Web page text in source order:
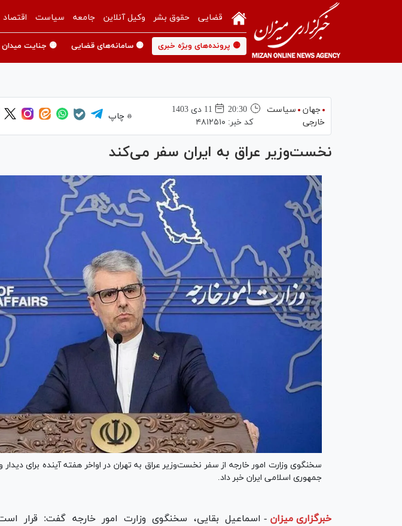
قضایی حقوق بشر وکیل آنلاین جامعه سیاست اقتصاد
🟡 پرونده‌های ویژه خبری 🟡 سامانه‌های قضایی 🟡 جنایت
جهان
سیاست
خارجی
20:30
11 دی 1403
کد خبر: ۴۸۱۲۵۱۰
چاپ
نخست‌وزیر عراق به ایران سفر می‌کند
سخنگوی وزارت امور خارجه از سفر نخست‌وزیر عراق به تهران در اواخر هفته آینده برای
جمهوری اسلامی ایران خبر داد.
خبرگزاری میزان - اسماعیل بقایی، سخنگوی وزارت امور خارجه گفت: قرار